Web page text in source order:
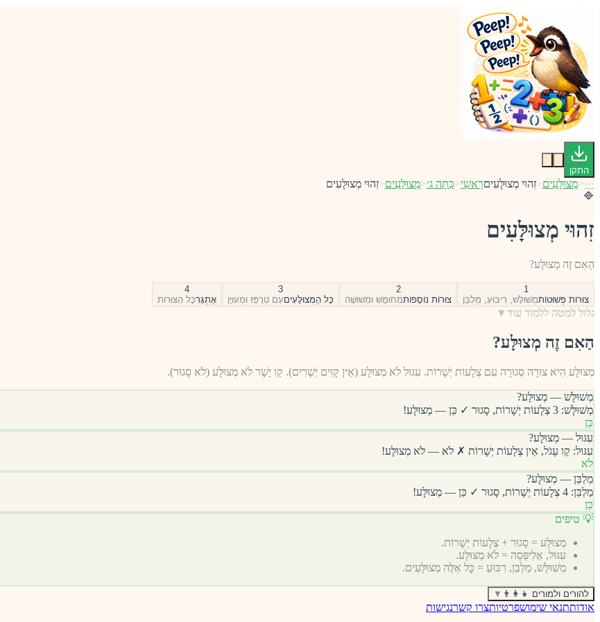
התקן
···
<מְצוּלָּעִים<זִהוּי מְצוּלָּעִיםרָאשִׁי<כִּתָּה ג׳<מְצוּלָּעִים<זִהוּי מְצוּלָּעִים
🔷
זִהוּי מְצוּלָּעִים
הַאִם זֶה מְצוּלָּע?
1
צוּרוֹת פְּשׁוּטוֹתמְשׁוּלָּשׁ, רִיבּוּעַ, מַלְבֵּן
2
צוּרוֹת נוֹסָפוֹתמְחוּמָּשׁ וּמְשׁוּשָּׁה
3
כׇּל הַמְּצוּלָּעִיםעִם טְרָפֵּז וּמְעוּיָּן
4
אֶתְגָּרכׇּל הַצּוּרוֹת
גלול למטה ללמוד עוד ▼
הַאִם זֶה מְצוּלָּע?
מְצוּלָּע הִיא צוּרָה סְגוּרָה עִם צְלָעוֹת יְשָׁרוֹת. עִגּוּל לֹא מְצוּלָּע (אֵין קָוִּים יְשָׁרִים). קַו יָשָׁר לֹא מְצוּלָּע (לֹא סָגוּר).
מְשׁוּלָּשׁ — מְצוּלָּע?
מְשׁוּלָּשׁ: 3 צְלָעוֹת יְשָׁרוֹת, סָגוּר ✓ כֵּן — מְצוּלָּע!
כֵּן
עִגּוּל — מְצוּלָּע?
עִגּוּל: קַו עָגֹל, אֵין צְלָעוֹת יְשָׁרוֹת ✗ לֹא — לֹא מְצוּלָּע!
לֹא
מַלְבֵּן — מְצוּלָּע?
מַלְבֵּן: 4 צְלָעוֹת יְשָׁרוֹת, סָגוּר ✓ כֵּן — מְצוּלָּע!
כֵּן
💡 טיפים
מְצוּלָּע = סָגוּר + צְלָעוֹת יְשָׁרוֹת.
עִגּוּל, אֶלִיפְּסָה = לֹא מְצוּלָּע.
מְשׁוּלָּשׁ, מַלְבֵּן, רִבּוּעַ = כׇּל אֵלֶּה מְצוּלָּעִים.
להורים ולמורים 👨‍👩‍👧 ▼
אודותתנאי שימושפרטיותצרו קשרנגישות